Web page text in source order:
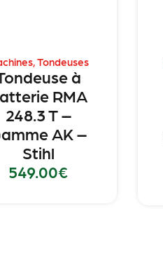
, Tondeuses
à
RMA
248.3 T –
AK –
Stihl
549.00€